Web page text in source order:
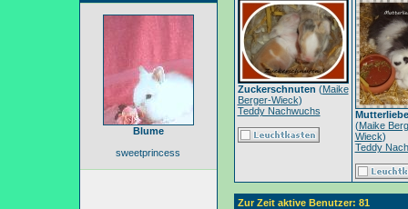
Blume
sweetprincess
Zuckerschnuten (Maike
Berger-Wieck)
Teddy Nachwuchs
Mutterliebe
(Maike
Wieck)
Teddy
Zur Zeit aktive Benutzer: 81